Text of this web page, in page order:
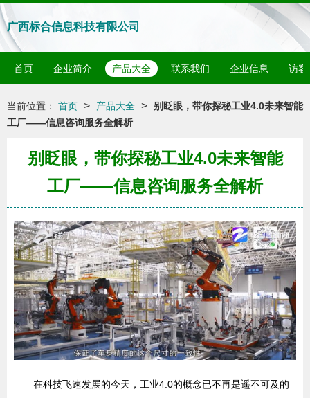
广西标合信息科技有限公司
首页 企业简介 产品大全 联系我们 企业信息 访客
当前位置： 首页 > 产品大全 > 别眨眼，带你探秘工业4.0未来智能
工厂——信息咨询服务全解析
别眨眼，带你探秘工业4.0未来智能
工厂——信息咨询服务全解析
在科技飞速发展的今天，工业4.0的概念已不再是遥不可及的